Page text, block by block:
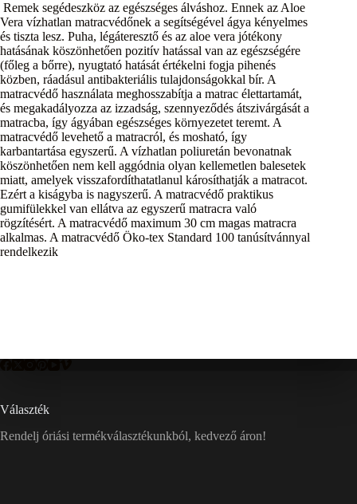
Remek segédeszköz az egészséges álváshoz. Ennek az Aloe
Vera vízhatlan matracvédőnek a segítségével ágya kényelmes
és tiszta lesz. Puha, légáteresztő és az aloe vera jótékony
hatásának köszönhetően pozitív hatással van az egészségére
(főleg a bőrre), nyugtató hatását értékelni fogja pihenés
közben, ráadásul antibakteriális tulajdonságokkal bír. A
matracvédő használata meghosszabítja a matrac élettartamát,
és megakadályozza az izzadság, szennyeződés átszivárgását a
matracba, így ágyában egészséges környezetet teremt. A
matracvédő levehető a matracról, és mosható, így
karbantartása egyszerű. A vízhatlan poliuretán bevonatnak
köszönhetően nem kell aggódnia olyan kellemetlen balesetek
miatt, amelyek visszafordíthatatlanul károsíthatják a matracot.
Ezért a kiságyba is nagyszerű. A matracvédő praktikus
gumifülekkel van ellátva az egyszerű matracra való
rögzítésért. A matracvédő maximum 30 cm magas matracra
alkalmas. A matracvédő Öko-tex Standard 100 tanúsítvánnyal
rendelkezik
Választék
Rendelj óriási termékválasztékunkból, kedvező áron!